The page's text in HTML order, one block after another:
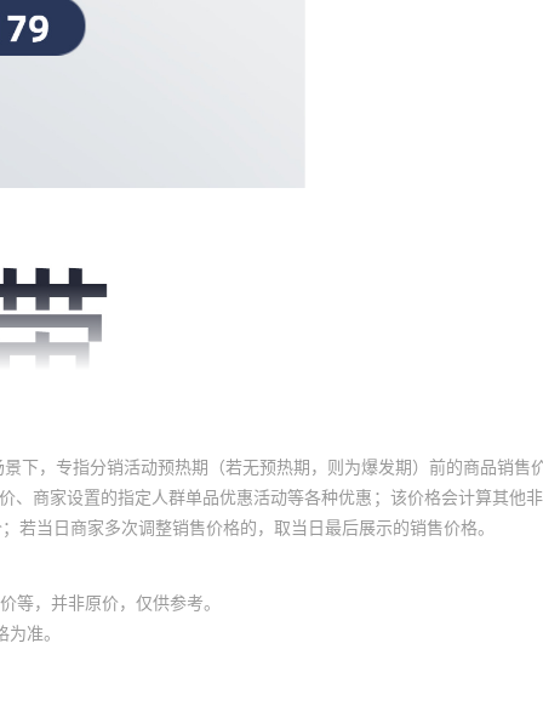
下，专指分销活动预热期（若无预热期，则为爆发期）前的商品销售
商家设置的指定人群单品优惠活动等各种优惠；该价格会计算其他
当日商家多次调整销售价格的，取当日最后展示的销售价格。
等，并非原价，仅供参考。
准。